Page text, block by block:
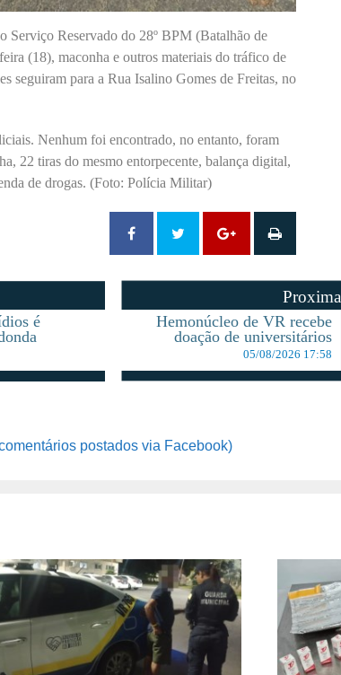
Serviço Reservado do 28º BPM (Batalhão de
(18), maconha e outros materiais do tráfico de
seguiram para a Rua Isalino Gomes de Freitas, no
Nenhum foi encontrado, no entanto, foram
22 tiras do mesmo entorpecente, balança digital,
de drogas. (Foto: Polícia Militar)
é
Proxima
Hemonúcleo de VR recebe
doação de universitários
05/08/2026 17:58
postados via Facebook)